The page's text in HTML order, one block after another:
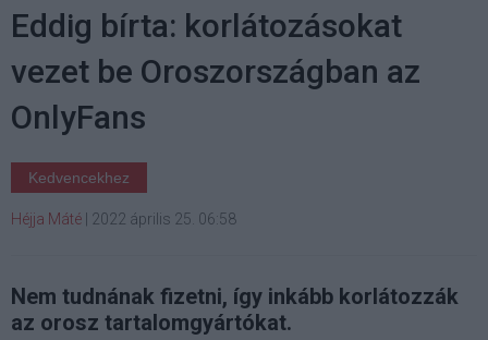
Eddig bírta: korlátozásokat
vezet be Oroszországban az
OnlyFans
Kedvencekhez
Héjja Máté | 2022 április 25. 06:58
Nem tudnának fizetni, így inkább korlátozzák
az orosz tartalomgyártókat.